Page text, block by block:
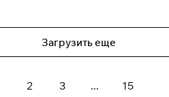
Загрузить еще
2 3 ... 15